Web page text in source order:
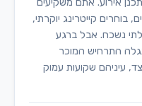
בוחרים קייטרינג יוקרתי,
נשכח. אבל ברגע
התרחיש המוכר
עיניהם שקועות עמוק